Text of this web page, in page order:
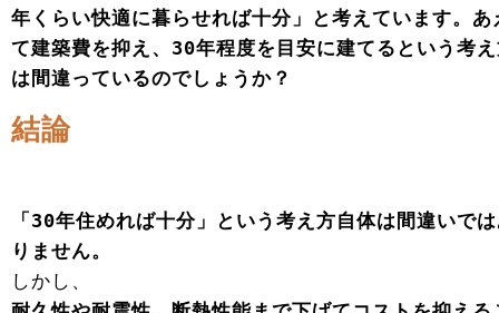
年くらい快適に暮らせれば十分」と考えています。あ
て建築費を抑え、30年程度を目安に建てるという考
は間違っているのでしょうか？
結論
「30年住めれば十分」という考え方自体は間違いで
りません。
しかし、